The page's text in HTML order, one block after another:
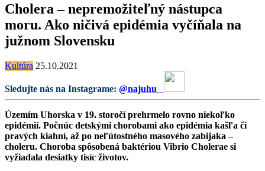
Cholera – nepremožiteľný nástupca
moru. Ako ničivá epidémia vyčíňala na
južnom Slovensku
Kultúra 25.10.2021
Sledujte nás na Instagrame: @najuhu
Územím Uhorska v 19. storočí prehrmelo rovno niekoľko
epidémií. Počnúc detskými chorobami ako epidémia kašľa či
pravých kiahní, až po neľútostného masového zabijaka –
choleru. Choroba spôsobená baktériou Vibrio Cholerae si
vyžiadala desiatky tisíc životov.